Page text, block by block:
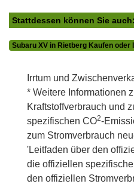
Stattdessen können Sie auch:
Subaru XV in Rietberg Kaufen oder
Irrtum und
* Weitere Informationen
Kraftstoffverbrauch und
spezifischen CO2-
zum Stromverbrauch
'Leitfaden über den
die offiziellen
den offiziellen